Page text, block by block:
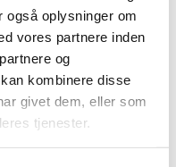
også oplysninger om
vores partnere inden
og
kombinere disse
givet dem, eller som
tjenester.
og sejl. Målet
som land. Du
med